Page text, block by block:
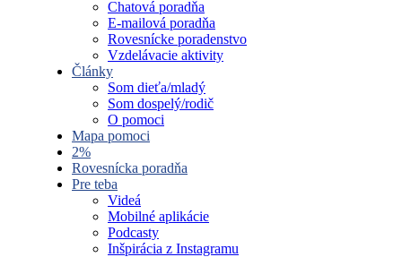
Chatová poradňa
E-mailová poradňa
Rovesnícke poradenstvo
Vzdelávacie aktivity
Články
Som dieťa/mladý
Som dospelý/rodič
O pomoci
Mapa pomoci
2%
Rovesnícka poradňa
Pre teba
Videá
Mobilné aplikácie
Podcasty
Inšpirácia z Instagramu